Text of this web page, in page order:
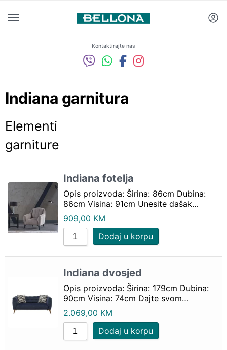
Kontaktirajte nas
Indiana garnitura
Elementi
garniture
Indiana fotelja
Opis proizvoda: Širina: 86cm Dubina:
86cm Visina: 91cm Unesite dašak…
909,00 KM
Dodaj u korpu
Indiana dvosjed
Opis proizvoda: Širina: 179cm Dubina:
90cm Visina: 74cm Dajte svom…
2.069,00 KM
Dodaj u korpu